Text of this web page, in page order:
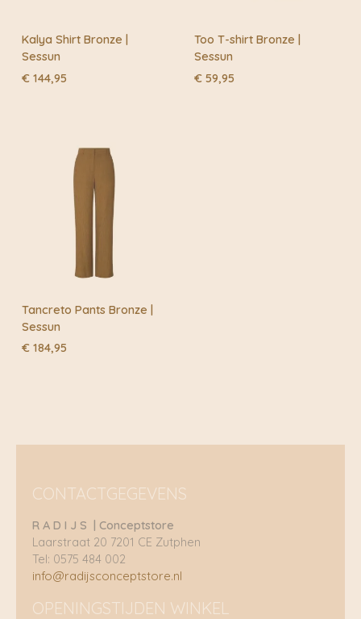
Kalya Shirt Bronze |
Sessun
€ 144,95
Too T-shirt Bronze |
Sessun
€ 59,95
Tancreto Pants Bronze |
Sessun
€ 184,95
CONTACTGEGEVENS
R A D I J S | Conceptstore
Laarstraat 20 7201 CE Zutphen
Tel: 0575 484 002
info@radijsconceptstore.nl
OPENINGSTIJDEN WINKEL